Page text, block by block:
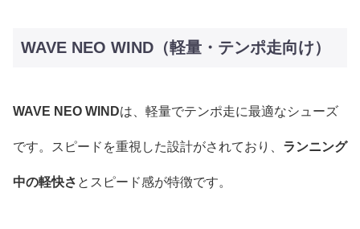
WAVE NEO WIND（軽量・テンポ走向け）
WAVE NEO WINDは、軽量でテンポ走に最適なシューズ
です。スピードを重視した設計がされており、 ランニング
中の軽快さ とスピード感が特徴です。